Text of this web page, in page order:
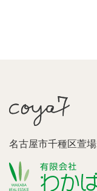
名古屋市千種区萱